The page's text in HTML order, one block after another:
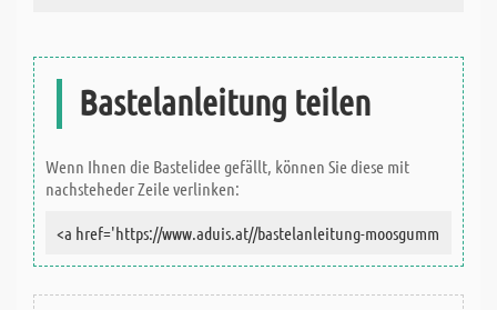
Bastelanleitung teilen
Wenn Ihnen die Bastelidee gefällt, können Sie diese mit
nachsteheder Zeile verlinken: